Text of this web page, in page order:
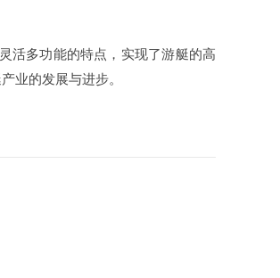
活多功能的特点，实现了游艇的高
业的发展与进步。